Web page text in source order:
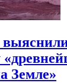
Земле»